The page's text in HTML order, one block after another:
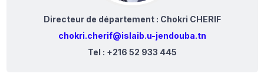
Directeur de département : Chokri CHERIF
chokri.cherif@islaib.u-jendouba.tn
Tel : +216 52 933 445